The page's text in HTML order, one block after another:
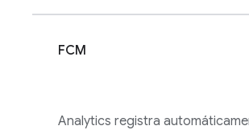
FCM
Analytics registra